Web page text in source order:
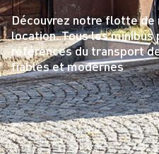
Découvrez notre flotte de
location. Tous les minibus
références du transport
fiables et modernes